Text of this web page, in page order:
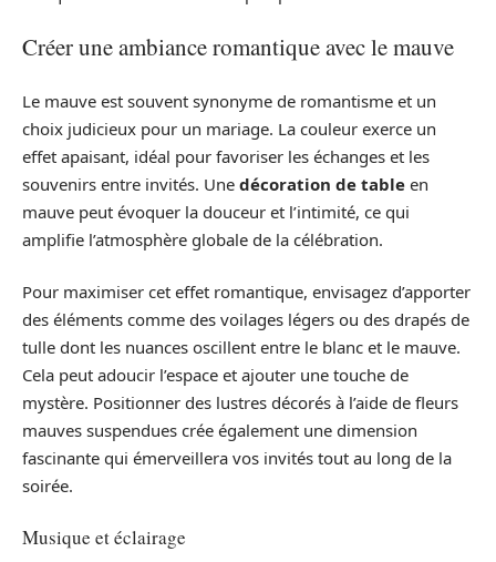
Créer une ambiance romantique avec le mauve
Le mauve est souvent synonyme de romantisme et un
choix judicieux pour un mariage. La couleur exerce un
effet apaisant, idéal pour favoriser les échanges et les
souvenirs entre invités. Une décoration de table en
mauve peut évoquer la douceur et l’intimité, ce qui
amplifie l’atmosphère globale de la célébration.
Pour maximiser cet effet romantique, envisagez d’apporter
des éléments comme des voilages légers ou des drapés de
tulle dont les nuances oscillent entre le blanc et le mauve.
Cela peut adoucir l’espace et ajouter une touche de
mystère. Positionner des lustres décorés à l’aide de fleurs
mauves suspendues crée également une dimension
fascinante qui émerveillera vos invités tout au long de la
soirée.
Musique et éclairage